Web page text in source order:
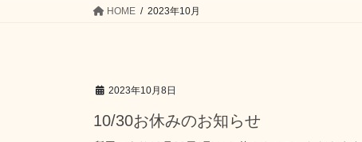
HOME 2023年10月
2023年10月8日
10/30お休みのお知らせ